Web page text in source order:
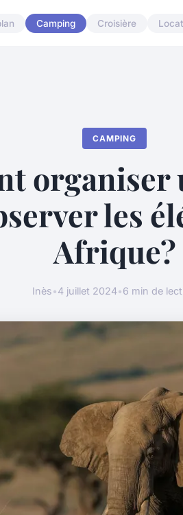
Camping Croisière
CAMPING
organiser
les
Afrique?
Inès•4 juillet 2024•6 min de